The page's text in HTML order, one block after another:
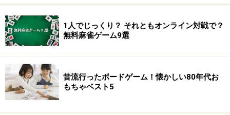
1人でじっくり？ それともオンライン対戦で？
無料麻雀ゲーム9選
昔流行ったボードゲーム！懐かしい80年代お
もちゃベスト5